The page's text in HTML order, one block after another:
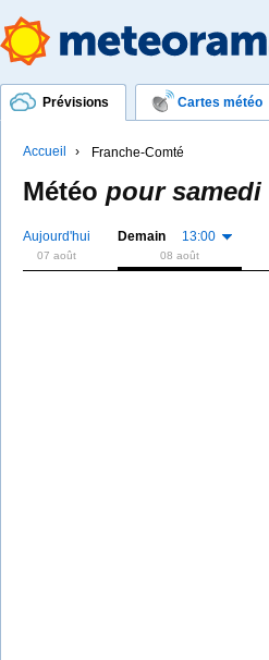
Prévisions Cartes météo
Accueil Franche-Comté
Météo pour samedi
Aujourd'hui
07 août
Demain 13:00
08 août